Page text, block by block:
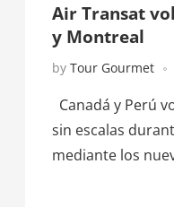
Air Transat
y Montreal
by Tour Gourmet
Canadá y Perú
sin escalas
mediante los